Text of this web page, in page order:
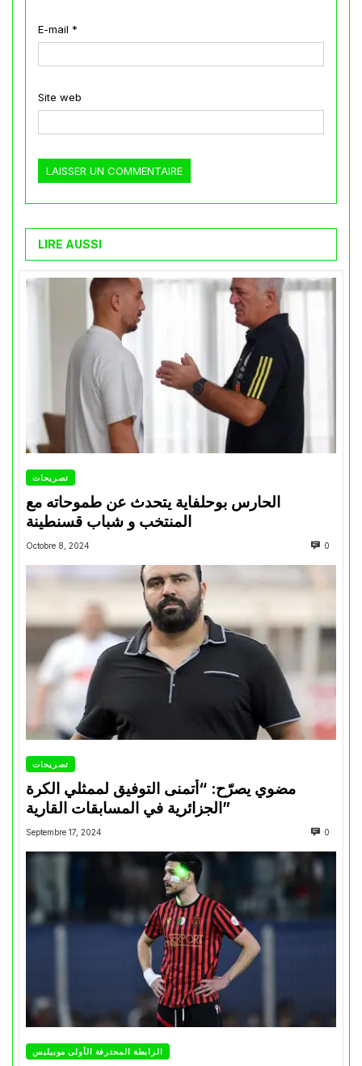
E-mail *
Site web
LIRE AUSSI
تصريحات
الحارس بوحلفاية يتحدث عن طموحاته مع
المنتخب و شباب قسنطينة
Octobre 8, 2024 0
تصريحات
مضوي يصرّح: “أتمنى التوفيق لممثلي الكرة
الجزائرية في المسابقات القارية”
Septembre 17, 2024 0
الرابطة المحترفة الأولى موبيليس